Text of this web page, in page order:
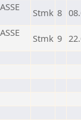
Stmk 8
Stmk 9